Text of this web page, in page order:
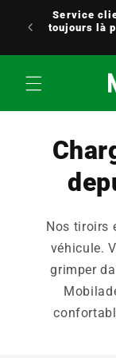
directement
au contenu
partir
Service
toujours là
Nos tiroirs
véhicule.
grimper